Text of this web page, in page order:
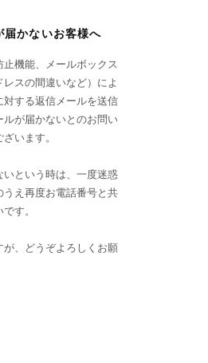
かないお客様へ
機能、メールボックス
スの間違いなど）によ
する返信メールを送信
が届かないとのお問い
います。
という時は、一度迷惑
え再度お電話番号と共
す。
、どうぞよろしくお願